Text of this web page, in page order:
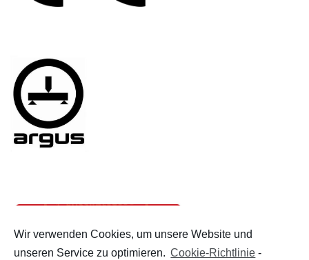
Wir verwenden Cookies, um unsere Website und
unseren Service zu optimieren. Cookie-Richtlinie -